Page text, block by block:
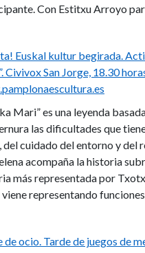
Con Estitxu Arroyo
Euskal kultur begirada.
Civivox San Jorge, 18.30
Mari” es una leyenda
las dificultades que
del cuidado del entorno y del
acompaña la historia
más representada por
representando
de ocio. Tarde de juegos de